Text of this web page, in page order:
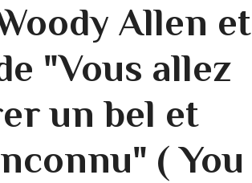
Allen et
"Vous allez
un bel et
( You